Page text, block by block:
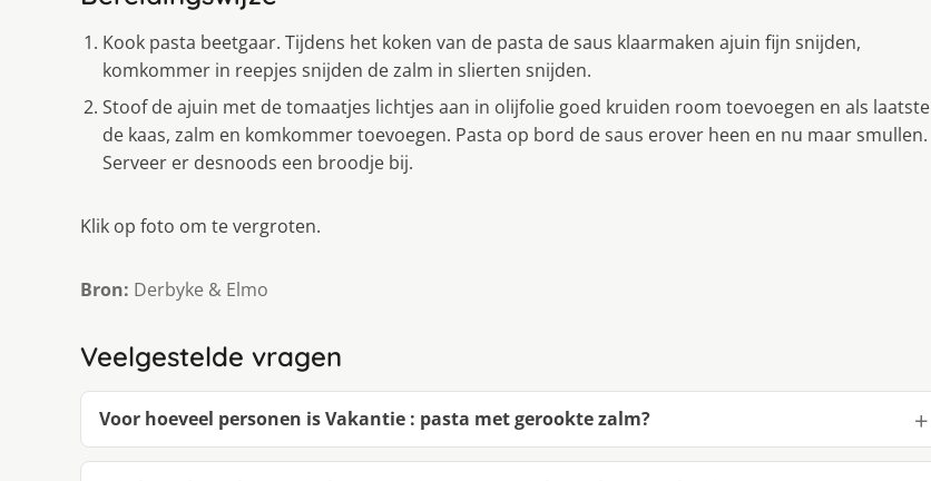
Kook pasta beetgaar. Tijdens het koken van de pasta de saus klaarmaken ajuin fijn snijden,
komkommer in reepjes snijden de zalm in slierten snijden.
Stoof de ajuin met de tomaatjes lichtjes aan in olijfolie goed kruiden room toevoegen en als laatste
de kaas, zalm en komkommer toevoegen. Pasta op bord de saus erover heen en nu maar smullen.
Serveer er desnoods een broodje bij.
Klik op foto om te vergroten.
Bron: Derbyke & Elmo
Veelgestelde vragen
Voor hoeveel personen is Vakantie : pasta met gerookte zalm?